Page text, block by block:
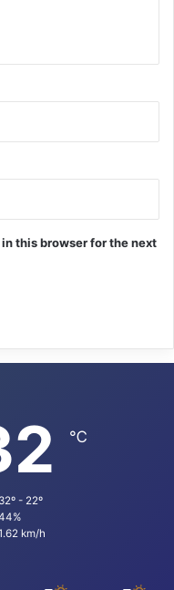
this browser for the next
℃
32º - 22º
km/h